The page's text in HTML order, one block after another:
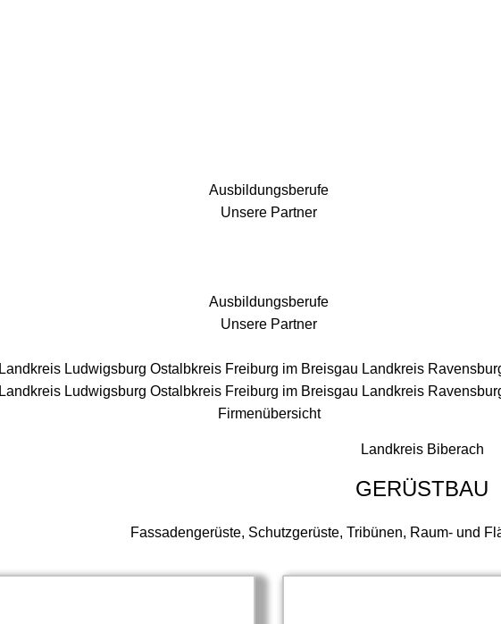
Ausbildungsberufe
Unsere Partner
Ausbildungsberufe
Unsere Partner
Landkreis Ludwigsburg Ostalbkreis Freiburg im Breisgau Landkreis
Landkreis Ludwigsburg Ostalbkreis Freiburg im Breisgau Landkreis
Firmenübersicht
Landkreis Biberach
GERÜSTBAU
Fassadengerüste, Schutzgerüste, Tribünen, Raum- und